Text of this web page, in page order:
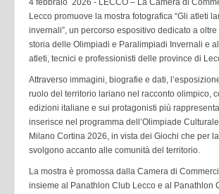
4 febbraio 2026 - LECCO – La Camera di
Lecco promuove la mostra fotografica “Gli atleti
invernali”, un percorso espositivo dedicato a
storia delle Olimpiadi e Paralimpiadi Invernali e
atleti, tecnici e professionisti delle province di
Attraverso immagini, biografie e dati,
ruolo del territorio lariano nel racconto olimpico,
edizioni italiane e sui protagonisti più
inserisce nel programma dell’Olimpiade
Milano Cortina 2026, in vista dei Giochi che per
svolgono accanto alle comunità del territorio.
La mostra è promossa dalla Camera di
insieme al Panathlon Club Lecco e al Panathlon